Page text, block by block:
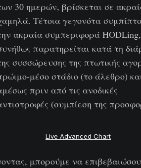
30 ημερών, βρίσκεται σε
Τέτοια γεγονότα
ακραία συμπεριφορά
παρατηρείται κατά τη
συσσώρευσης της πτωτικής
μέσο στάδιο (το άλεθρο)
πριν από τις ανοδικές
(συμπίεση της
Live Advanced Chart
μπορούμε να